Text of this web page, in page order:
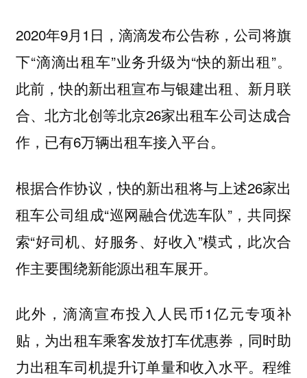
2020年9月1日，滴滴发布公告称，公司将旗
下“滴滴出租车”业务升级为“快的新出租”。
此前，快的新出租宣布与银建出租、新月联
合、北方北创等北京26家出租车公司达成合
作，已有6万辆出租车接入平台。
根据合作协议，快的新出租将与上述26家出
租车公司组成“巡网融合优选车队”，共同探
索“好司机、好服务、好收入”模式，此次合
作主要围绕新能源出租车展开。
此外，滴滴宣布投入人民币1亿元专项补
贴，为出租车乘客发放打车优惠券，同时助
力出租车司机提升订单量和收入水平。程维